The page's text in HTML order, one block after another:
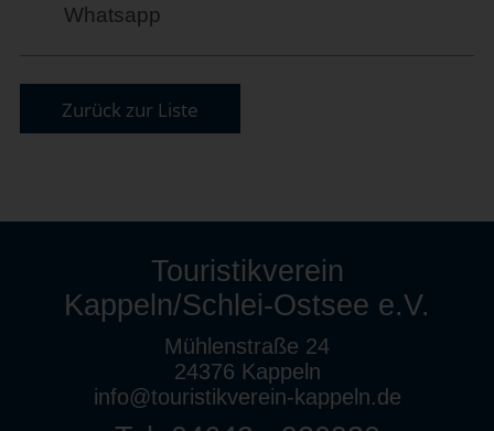
Whatsapp
Zurück zur Liste
Touristikverein
Kappeln/Schlei-Ostsee e.V.
Mühlenstraße 24
24376 Kappeln
info@touristikverein-kappeln.de